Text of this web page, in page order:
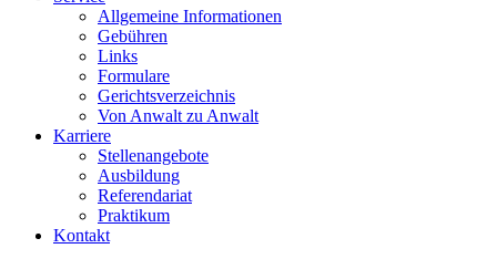
Allgemeine Informationen
Gebühren
Links
Formulare
Gerichtsverzeichnis
Von Anwalt zu Anwalt
Karriere
Stellenangebote
Ausbildung
Referendariat
Praktikum
Kontakt